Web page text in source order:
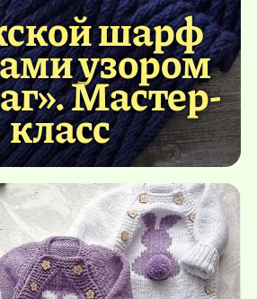
шарф
узором
Мастер-
класс